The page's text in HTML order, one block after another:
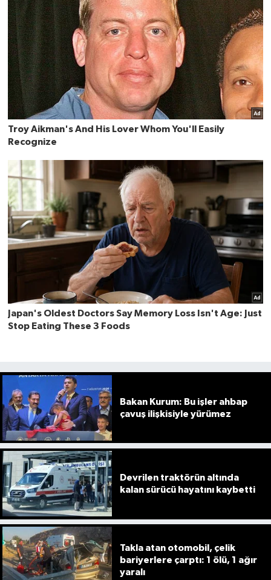
Bakan Kurum: Bu işler ahbap
çavuş ilişkisiyle yürümez
Devrilen traktörün altında
kalan sürücü hayatını kaybetti
Takla atan otomobil, çelik
bariyerlere çarptı: 1 ölü, 1 ağır
yaralı